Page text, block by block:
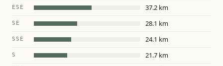
ESE 37.2 km
SE 28.1 km
SSE 24.1 km
S 21.7 km